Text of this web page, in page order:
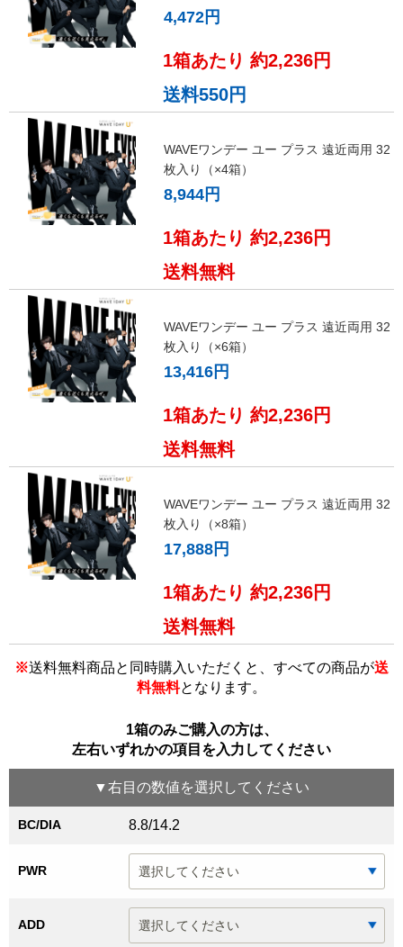
4,472円
1箱あたり 約2,236円
送料550円
WAVEワンデー ユー プラス 遠近両用 32
枚入り（×4箱）
8,944円
1箱あたり 約2,236円
送料無料
WAVEワンデー ユー プラス 遠近両用 32
枚入り（×6箱）
13,416円
1箱あたり 約2,236円
送料無料
WAVEワンデー ユー プラス 遠近両用 32
枚入り（×8箱）
17,888円
1箱あたり 約2,236円
送料無料
※送料無料商品と同時購入いただくと、すべての商品が送
料無料となります。
1箱のみご購入の方は、
左右いずれかの項目を入力してください
▼右目 の数値を選択してください
BC/DIA 8.8/14.2
PWR
ADD